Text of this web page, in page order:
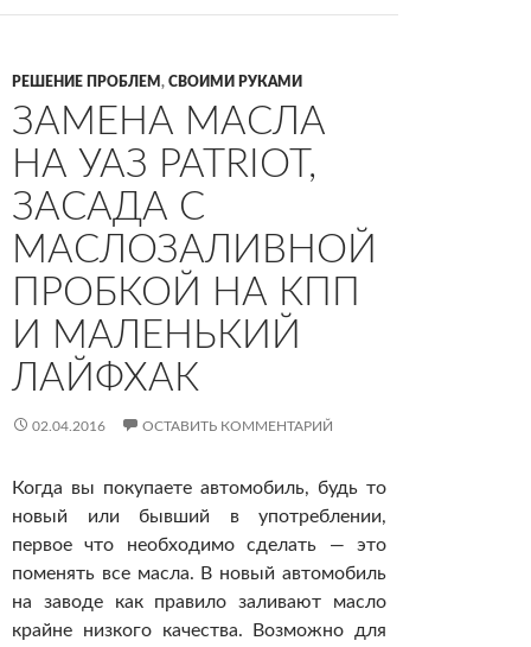
РЕШЕНИЕ ПРОБЛЕМ , СВОИМИ РУКАМИ
ЗАМЕНА МАСЛА
НА УАЗ PATRIOT,
ЗАСАДА С
МАСЛОЗАЛИВНОЙ
ПРОБКОЙ НА КПП
И МАЛЕНЬКИЙ
ЛАЙФХАК
02.04.2016 ОСТАВИТЬ КОММЕНТАРИЙ
Когда вы покупаете автомобиль, будь то
новый или бывший в употреблении,
первое что необходимо сделать — это
поменять все масла. В новый автомобиль
на заводе как правило заливают масло
крайне низкого качества. Возможно для